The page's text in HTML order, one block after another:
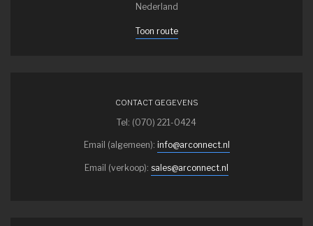
Nederland
Toon route
CONTACT GEGEVENS
Tel: (070) 221-0424
Email (algemeen): info@arconnect.nl
Email (verkoop): sales@arconnect.nl